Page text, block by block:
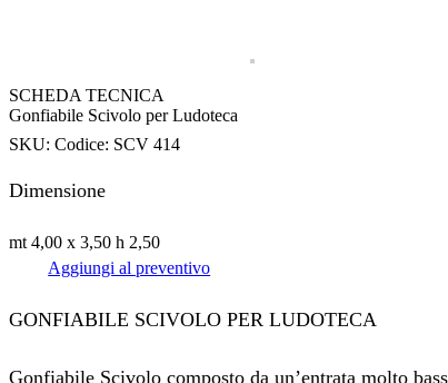
SCHEDA TECNICA
Gonfiabile Scivolo per Ludoteca
SKU: Codice: SCV 414
Dimensione
mt 4,00 x 3,50 h 2,50
Aggiungi al preventivo
GONFIABILE SCIVOLO PER LUDOTECA
Gonfiabile Scivolo composto da un’entrata molto